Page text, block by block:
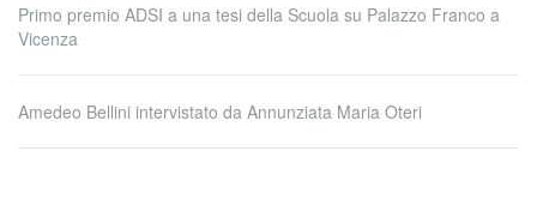
Primo premio ADSI a una tesi della Scuola su Palazzo Franco a
Vicenza
Amedeo Bellini intervistato da Annunziata Maria Oteri